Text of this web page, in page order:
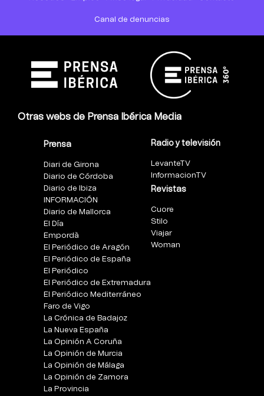
Canal de denuncias
Otras webs de Prensa Ibérica Media
Prensa
Diari de Girona
Diario de Córdoba
Diario de Ibiza
INFORMACIÓN
Diario de Mallorca
El Día
Empordà
El Periódico de Aragón
El Periódico de España
El Periódico
El Periódico de Extremadura
El Periódico Mediterráneo
Faro de Vigo
La Crónica de Badajoz
La Nueva España
La Opinión A Coruña
La Opinión de Murcia
La Opinión de Málaga
La Opinión de Zamora
La Provincia
Radio y televisión
LevanteTV
InformacionTV
Revistas
Cuore
Stilo
Viajar
Woman